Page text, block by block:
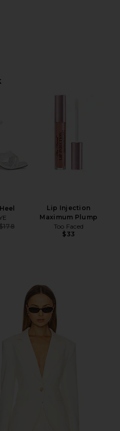
IN BALLET PINK
BLAZER IN BALLET PINK
IN BALLET PINK
Previous price:
Lip Injection
Maximum Plump
Too Faced
$33